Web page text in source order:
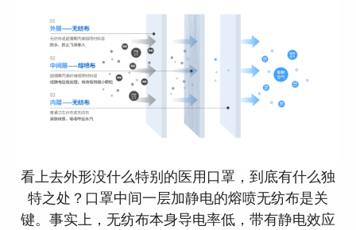
看上去外形没什么特别的医用口罩，到底有什么独
特之处？口罩中间一层加静电的熔喷无纺布是关
键。事实上，无纺布本身导电率低，带有静电效应